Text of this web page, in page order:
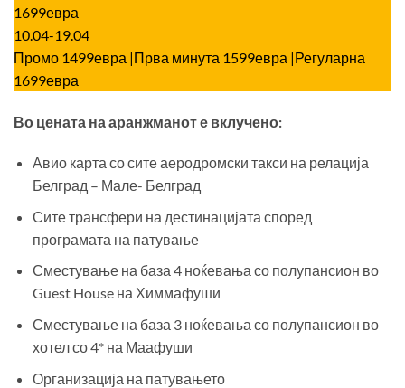
1699евра
10.04-19.04
Промо 1499евра |Прва минута 1599евра |Регуларна
1699евра
Во цената на аранжманот е вклучено:
Авио карта со сите аеродромски такси на релација
Белград – Мале- Белград
Сите трансфери на дестинацијата според
програмата на патување
Сместување на база 4 ноќевања со полупансион во
Guest House на Химмафуши
Сместување на база 3 ноќевања со полупансион во
хотел со 4* на Маафуши
Организација на патувањето